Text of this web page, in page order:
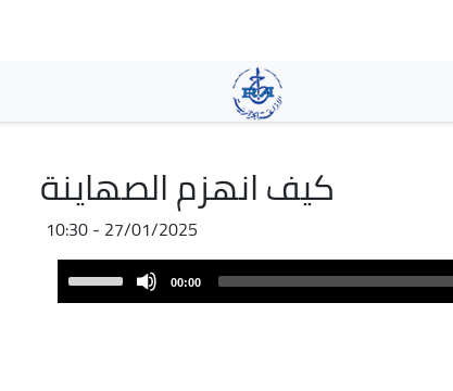
main
content
كيف انهزم الصهاينة
27/01/2025 - 10:30
Player
00:00